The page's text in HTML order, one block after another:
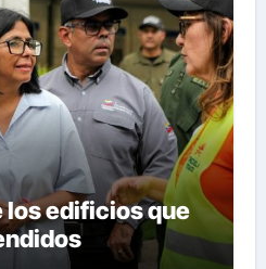
los edificios que